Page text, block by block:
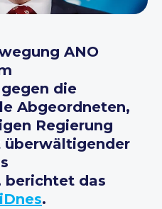
ANO
die
Abgeordneten,
Regierung
berichtet das
iDnes.